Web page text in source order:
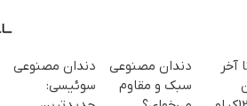
آخر
دندان مصنوعی
سبک و مقاوم
دندان مصنوعی
سوئیسی: